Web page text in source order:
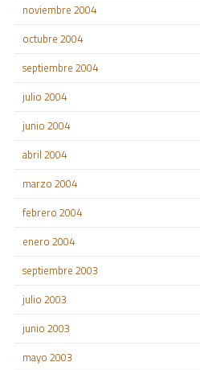
noviembre 2004
octubre 2004
septiembre 2004
julio 2004
junio 2004
abril 2004
marzo 2004
febrero 2004
enero 2004
septiembre 2003
julio 2003
junio 2003
mayo 2003